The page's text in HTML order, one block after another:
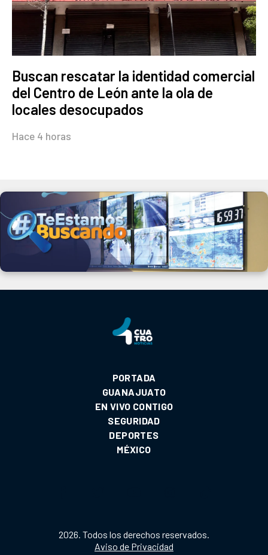
Buscan rescatar la identidad comercial
del Centro de León ante la ola de
locales desocupados
Hace 4 horas
PORTADA
GUANAJUATO
EN VIVO CONTIGO
SEGURIDAD
DEPORTES
MÉXICO
2026. Todos los derechos reservados.
Aviso de Privacidad